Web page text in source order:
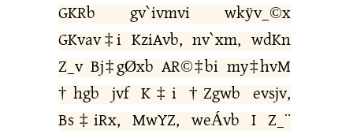
GKRb gv`ivmvi wkÿv_©x
GKvav‡i KziAvb, nv`xm, wdKn
Z_v Bj‡gØxb AR©‡bi my‡hvM
†hgb jvf K‡i †Zgwb evsjv,
Bs‡iRx, MwYZ, weÁvb I Z_¨